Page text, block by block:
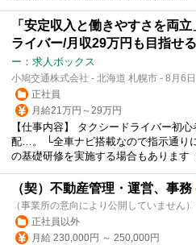
「安定収入と働きやすさを両
ライバー/月収29万円も目指せ
ー：求人ボックス
小鳩交通株式会社 - 北海道 札幌市 - 8月6日
正社員
月給21万円～29万円
【仕事内容】 タクシードライバー初
配…。 └全車ナビ搭載なので指示通り
の基礎研修を実施する場合もあります
（契）不動産管理・運営、事務
（事業所の意向により公開していません
正社員以外
月給 230,000円 ～ 250,000円